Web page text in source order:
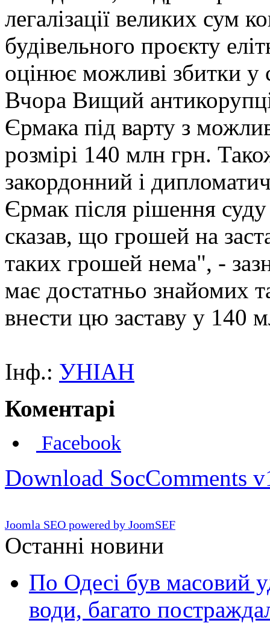
легалізації великих сум
будівельного проєкту
оцінює можливі збитки у
Вчора Вищий
Єрмака під варту з
розмірі 140 млн грн.
закордонний і
Єрмак після рішення
сказав, що грошей на
таких грошей нема", -
має достатньо знайомих
внести цю заставу у 140
Інф.: УНІАН
Коментарі
Facebook
Download SocComments
Joomla SEO powered by JoomSEF
Останні новини
По Одесі був масовий
води, багато